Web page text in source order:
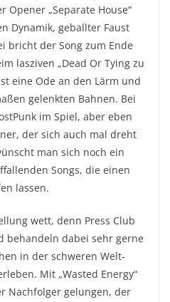
Opener „Separate House“
Dynamik, geballter Faust
bricht der Song zum Ende
lasziven „Dead Or Tying zu
eine Ode an den Lärm und
gelenkten Bahnen. Bei
im Spiel, aber eben
der sich auch mal dreht
man sich noch ein
Songs, die einen
lassen.
wett, denn Press Club
behandeln dabei sehr gerne
in der schweren Welt-
Mit „Wasted Energy“
Nachfolger gelungen, der